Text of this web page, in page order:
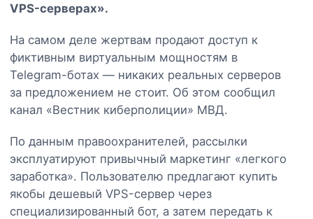
VPS-серверах».
На самом деле жертвам продают доступ к
фиктивным виртуальным мощностям в
Telegram-ботах — никаких реальных серверов
за предложением не стоит. Об этом сообщил
канал «Вестник киберполиции» МВД.
По данным правоохранителей, рассылки
эксплуатируют привычный маркетинг «легкого
заработка». Пользователю предлагают купить
якобы дешевый VPS-сервер через
специализированный бот, а затем передать к